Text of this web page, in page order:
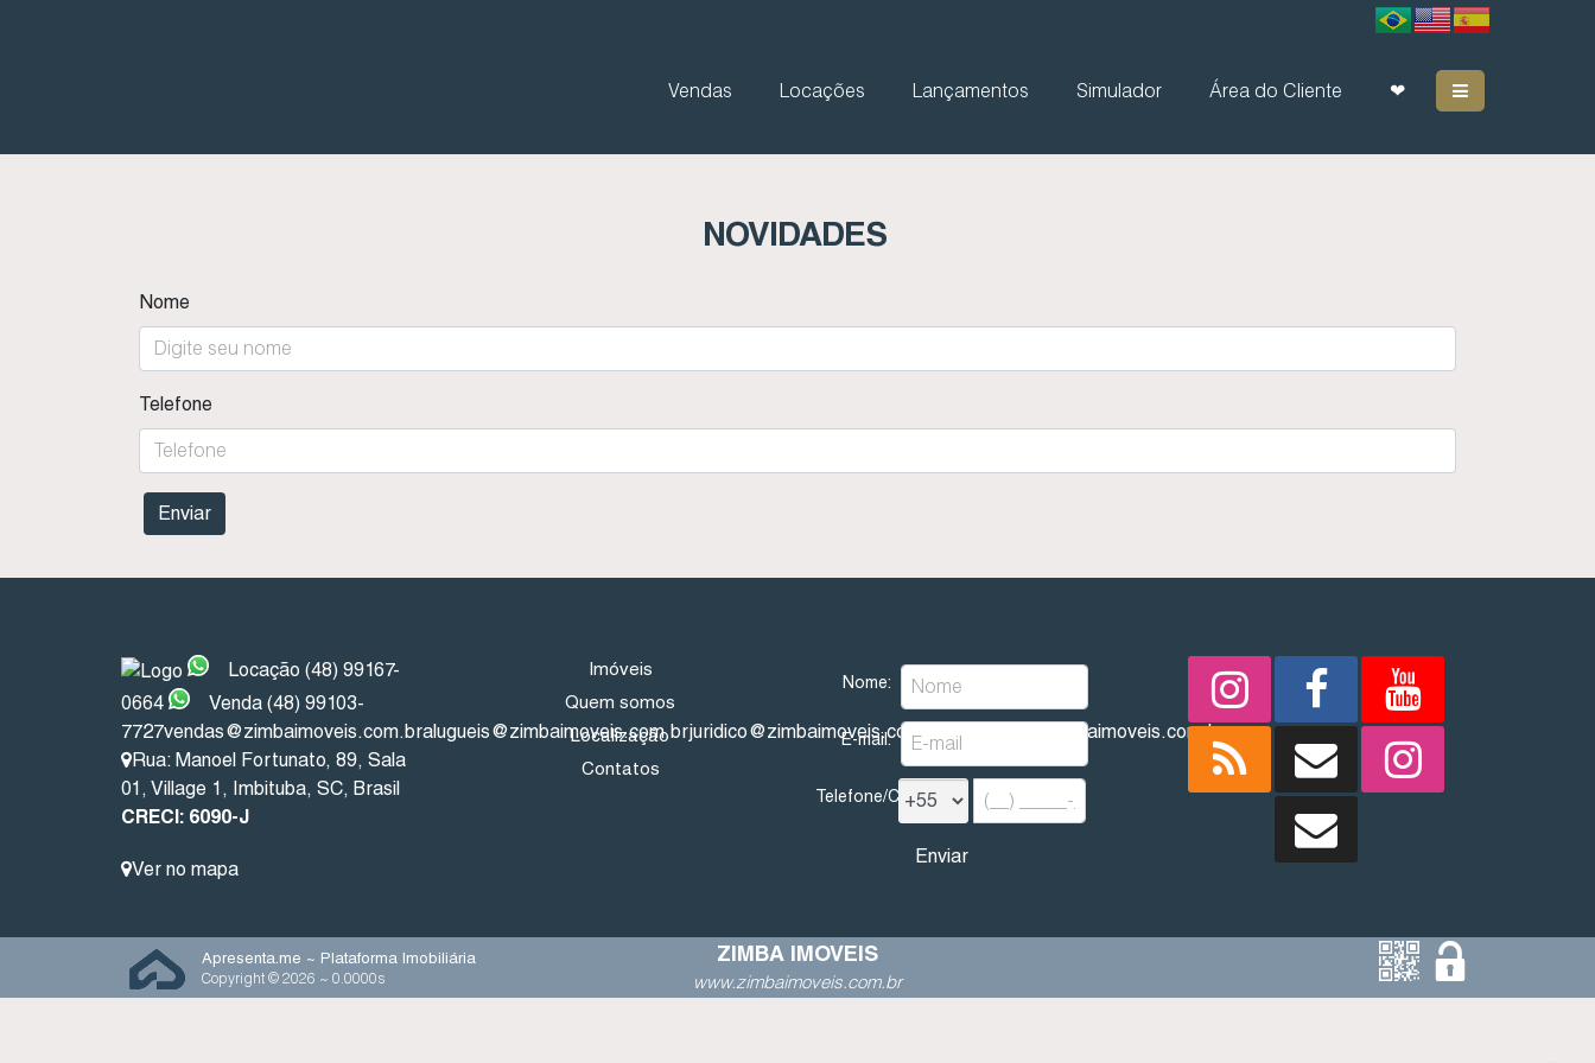
❤
Área do Cliente
Simulador
Lançamentos
Locações
Vendas
NOVIDADES
Nome
Telefone
Locação (48) 99167-
0664
Venda (48) 99103-
7727vendas@zimbaimoveis.com.bralugueis@zimbaimoveis.com.brjuridico@zimbaimoveis.com.br
financeiro@zimbaimoveis.com.br
Rua: Manoel Fortunato, 89, Sala
01, Village 1, Imbituba, SC, Brasil
CRECI: 6090-J
Ver no mapa
Imóveis
Quem somos
Localização
Contatos
Nome:
E-mail:
Telefone/Celular:
Apresenta.me ~ Plataforma Imobiliária
Copyright © 2026 ~ 0.0000s
ZIMBA IMOVEIS
www.zimbaimoveis.com.br